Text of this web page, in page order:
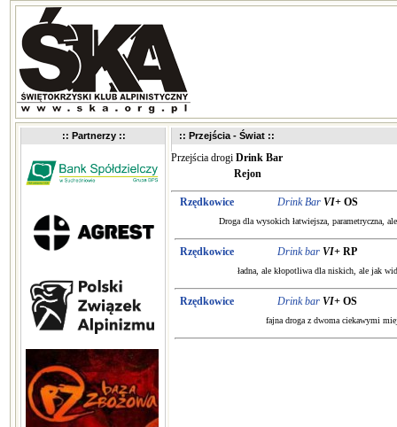
:: Partnerzy :: :: Przejścia - Świat ::
Przejścia drogi Drink Bar
Rejon
Rzędkowice Drink Bar VI+ OS
Droga dla wysokich łatwiejsza, parametryczna,
Rzędkowice Drink bar VI+ RP
ładna, ale kłopotliwa dla niskich, ale jak
Rzędkowice Drink bar VI+ OS
fajna droga z dwoma ciekawymi